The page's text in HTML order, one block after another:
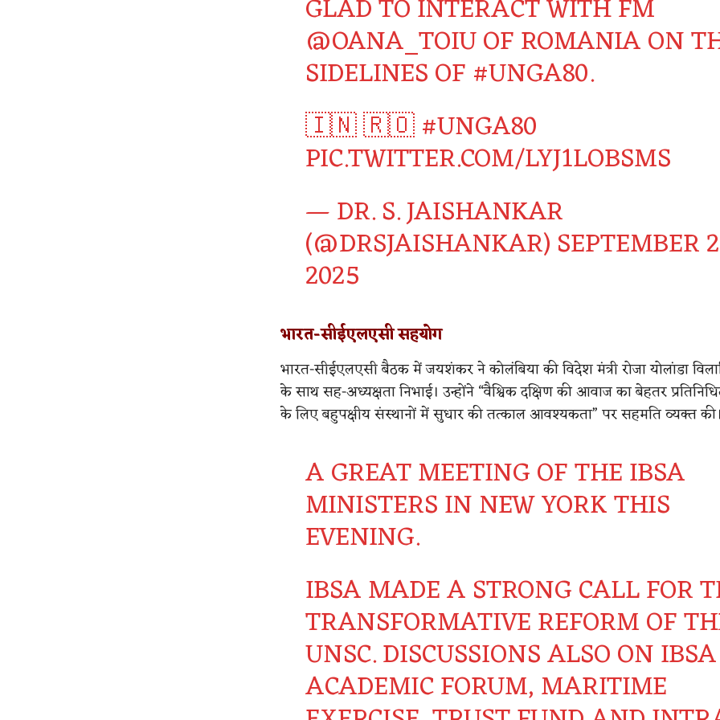
GLAD TO INTERACT WITH FM
@OANA_TOIUOF ROMANIA ON
SIDELINES OF#UNGA80.
🇮🇳 🇷🇴#UNGA80
PIC.TWITTER.COM/LYJ1LOBSMS
— DR. S. JAISHANKAR
(@DRSJAISHANKAR)SEPTEMBER
2025
भारत-सीईएलएसी सहयोग
भारत-सीईएलएसी बैठक में जयशंकर ने कोलंबिया की विदेश मंत्री रोजा योलांडा
के साथ सह-अध्यक्षता निभाई। उन्होंने “वैश्विक दक्षिण की आवाज का बेहतर
के लिए बहुपक्षीय संस्थानों में सुधार की तत्काल आवश्यकता” पर सहमति व्यक्त की।
A GREAT MEETING OF THE IBSA
MINISTERS IN NEW YORK THIS
EVENING.
IBSA MADE A STRONG CALL FOR
TRANSFORMATIVE REFORM OF
UNSC. DISCUSSIONS ALSO ON IBSA
ACADEMIC FORUM, MARITIME